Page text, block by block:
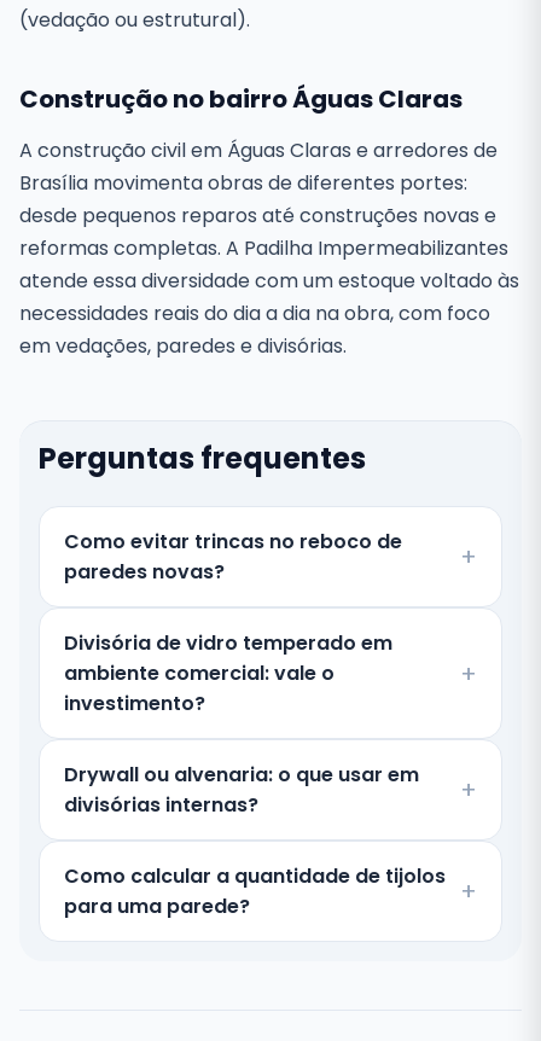
(vedação ou estrutural).
Construção no bairro Águas Claras
A construção civil em Águas Claras e arredores de
Brasília movimenta obras de diferentes portes:
desde pequenos reparos até construções novas e
reformas completas. A Padilha Impermeabilizantes
atende essa diversidade com um estoque voltado às
necessidades reais do dia a dia na obra, com foco
em vedações, paredes e divisórias.
Perguntas frequentes
Como evitar trincas no reboco de
paredes novas?
Divisória de vidro temperado em
ambiente comercial: vale o
investimento?
Drywall ou alvenaria: o que usar em
divisórias internas?
Como calcular a quantidade de tijolos
para uma parede?